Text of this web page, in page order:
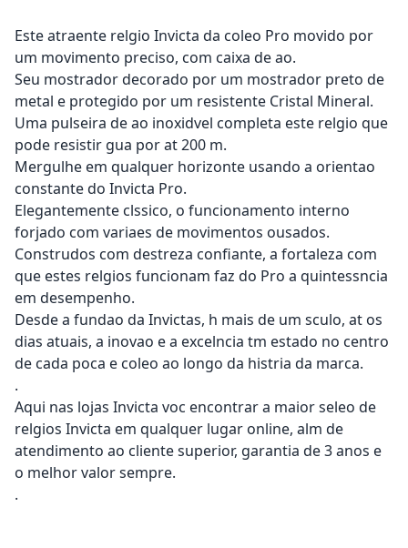
Este atraente relgio Invicta da coleo Pro movido por
um movimento preciso, com caixa de ao.
Seu mostrador decorado por um mostrador preto de
metal e protegido por um resistente Cristal Mineral.
Uma pulseira de ao inoxidvel completa este relgio que
pode resistir gua por at 200 m.
Mergulhe em qualquer horizonte usando a orientao
constante do Invicta Pro.
Elegantemente clssico, o funcionamento interno
forjado com variaes de movimentos ousados.
Construdos com destreza confiante, a fortaleza com
que estes relgios funcionam faz do Pro a quintessncia
em desempenho.
Desde a fundao da Invictas, h mais de um sculo, at os
dias atuais, a inovao e a excelncia tm estado no centro
de cada poca e coleo ao longo da histria da marca.
.
Aqui nas lojas Invicta voc encontrar a maior seleo de
relgios Invicta em qualquer lugar online, alm de
atendimento ao cliente superior, garantia de 3 anos e
o melhor valor sempre.
.